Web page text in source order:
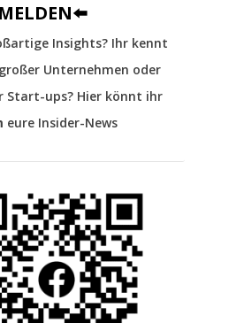
Insights? Ihr kennt
Unternehmen oder
Start-ups? Hier könnt ihr
eure Insider-News